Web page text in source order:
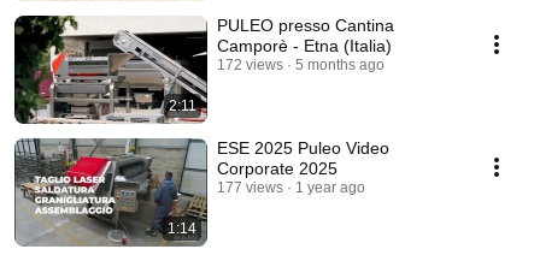
2:11
PULEO presso Cantina
Camporè - Etna (Italia)
172 views 5 months ago
1:14
ESE 2025 Puleo Video
Corporate 2025
177 views 1 year ago